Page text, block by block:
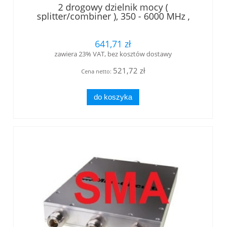
2 drogowy dzielnik mocy (
splitter/combiner ), 350 - 6000 MHz ,
złącza SMA-f, 25W
641,71 zł
zawiera 23% VAT, bez kosztów dostawy
Cena netto: 521,72 zł
do koszyka